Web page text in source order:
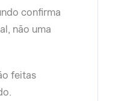
confirma
não uma
feitas